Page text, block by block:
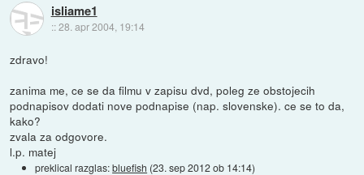
isliame1
::28. apr 2004, 19:14
zdravo!
zanima me, ce se da filmu v zapisu dvd, poleg ze obstojecih
podnapisov dodati nove podnapise (nap. slovenske). ce se to da,
kako?
zvala za odgovore.
l.p. matej
preklical razglas:bluefish (23. sep 2012 ob 14:14)